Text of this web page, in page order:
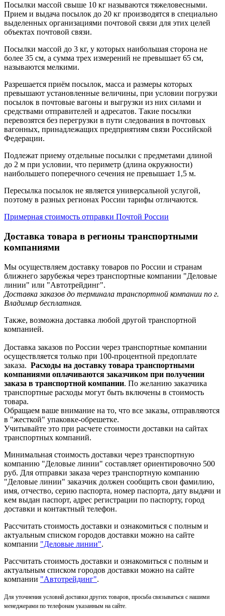
Посылки массой свыше 10 кг называются тяжеловесными.
Прием и выдача посылок до 20 кг производятся в специально
выделенных организациями почтовой связи для этих целей
объектах почтовой связи.
Посылки массой до 3 кг, у которых наибольшая сторона не
более 35 см, а сумма трех измерений не превышает 65 см,
называются мелкими.
Разрешается приём посылок, масса и размеры которых
превышают установленные величины, при условии погрузки
посылок в почтовые вагоны и выгрузки из них силами и
средствами отправителей и адресатов. Такие посылки
перевозятся без перегрузки в пути следования в почтовых
вагонных, принадлежащих предприятиям связи Российской
Федерации.
Подлежат приему отдельные посылки с предметами длиной
до 2 м при условии, что периметр (длина окружности)
наибольшего поперечного сечения не превышает 1,5 м.
Пересылка посылок не является универсальной услугой,
поэтому в разных регионах России тарифы отличаются.
Примерная стоимость отправки Почтой России
Доставка товара в регионы транспортными
компаниями
Мы осуществляем доставку товаров по России и странам
ближнего зарубежья через транспортные компании "Деловые
линии" или "Автотрейдинг".
Доставка заказов до терминала транспортной компании по г.
Владимир бесплатная.
Также, возможна доставка любой другой транспортной
компанией.
Доставка заказов по России через транспортные компании
осуществляется только при 100-процентной предоплате
заказа. Расходы на доставку товара транспортными
компаниями оплачиваются заказчиком при получении
заказа в транспортной компании. По желанию заказчика
транспортные расходы могут быть включены в стоимость
товара.
Обращаем ваше внимание на то, что все заказы, отправляются
в "жесткой" упаковке-обрешетке.
Учитывайте это при расчете стоимости доставки на сайтах
транспортных компаний.
Минимальная стоимость доставки через транспортную
компанию "Деловые линии" составляет ориентировочно 500
руб. Для отправки заказа через транспортную компанию
"Деловые линии" заказчик должен сообщить свои фамилию,
имя, отчество, серию паспорта, номер паспорта, дату выдачи и
кем выдан паспорт, адрес регистрации по паспорту, город
доставки и контактный телефон.
Рассчитать стоимость доставки и ознакомиться с полным и
актуальным списком городов доставки можно на сайте
компании "Деловые линии".
Рассчитать стоимость доставки и ознакомиться с полным и
актуальным списком городов доставки можно на сайте
компании "Автотрейдинг".
Для уточнения условий доставки других товаров, просьба связываться с нашими
менеджерами по телефонам указанным на сайте.